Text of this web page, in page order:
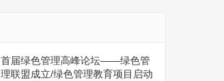
首届绿色管理高峰论坛——绿色管
理联盟成立/绿色管理教育项目启动